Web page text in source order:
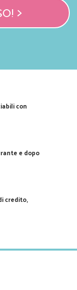
>
con
e dopo
credito,